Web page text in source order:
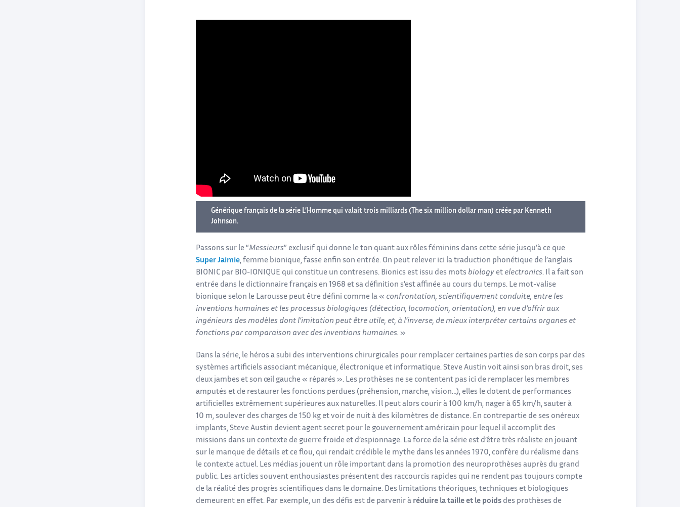
Générique français de la série L’Homme qui valait trois milliards (The six million dollar man) créée par Kenneth
Johnson.
Passons sur le “Messieurs” exclusif qui donne le ton quant aux rôles féminins dans cette série jusqu’à ce que
Super Jaimie, femme bionique, fasse enfin son entrée. On peut relever ici la traduction phonétique de l’anglais
BIONIC par BIO-IONIQUE qui constitue un contresens. Bionics est issu des mots biology et electronics. Il a fait son
entrée dans le dictionnaire français en 1968 et sa définition s’est affinée au cours du temps. Le mot-valise
bionique selon le Larousse peut être défini comme la « confrontation, scientifiquement conduite, entre les
inventions humaines et les processus biologiques (détection, locomotion, orientation), en vue d’offrir aux
ingénieurs des modèles dont l’imitation peut être utile, et, à l’inverse, de mieux interpréter certains organes et
fonctions par comparaison avec des inventions humaines. »
Dans la série, le héros a subi des interventions chirurgicales pour remplacer certaines parties de son corps par des
systèmes artificiels associant mécanique, électronique et informatique. Steve Austin voit ainsi son bras droit, ses
deux jambes et son œil gauche « réparés ». Les prothèses ne se contentent pas ici de remplacer les membres
amputés et de restaurer les fonctions perdues (préhension, marche, vision…), elles le dotent de performances
artificielles extrêmement supérieures aux naturelles. Il peut alors courir à 100 km/h, nager à 65 km/h, sauter à
10 m, soulever des charges de 150 kg et voir de nuit à des kilomètres de distance. En contrepartie de ses onéreux
implants, Steve Austin devient agent secret pour le gouvernement américain pour lequel il accomplit des
missions dans un contexte de guerre froide et d’espionnage. La force de la série est d’être très réaliste en jouant
sur le manque de détails et ce flou, qui rendait crédible le mythe dans les années 1970, confère du réalisme dans
le contexte actuel. Les médias jouent un rôle important dans la promotion des neuroprothèses auprès du grand
public. Les articles souvent enthousiastes présentent des raccourcis rapides qui ne rendent pas toujours compte
de la réalité des progrès scientifiques dans le domaine. Des limitations théoriques, techniques et biologiques
demeurent en effet. Par exemple, un des défis est de parvenir à réduire la taille et le poids des prothèses de